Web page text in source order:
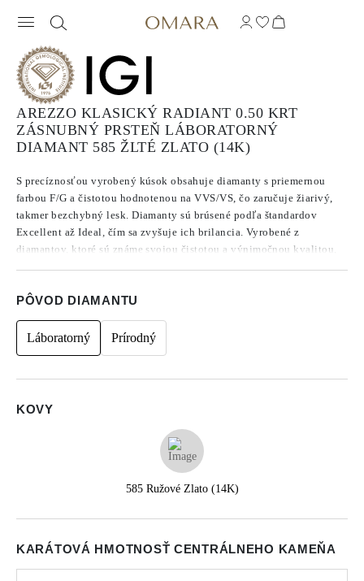
AREZZO KLASICKÝ RADIANT 0.50 KRT
ZÁSNUBNÝ PRSTEŇ LÁBORATORNÝ
DIAMANT 585 ŽLTÉ ZLATO (14K)
S precíznosťou vyrobený kúsok obsahuje diamanty s priemernou
farbou F/G a čistotou hodnotenou na VVS/VS, čo zaručuje žiarivý,
takmer bezchybný lesk. Diamanty sú brúsené podľa štandardov
Excellent až Ideal, čím sa zvyšuje ich brilancia. Vyrobené z
diamantov, ktoré sú známe svojou čistotou a výnimočnou kvalitou,
PÔVOD DIAMANTU
Láboratorný Prírodný
KOVY
585 Ružové Zlato (14K)
KARÁTOVÁ HMOTNOSŤ CENTRÁLNEHO KAMEŇA